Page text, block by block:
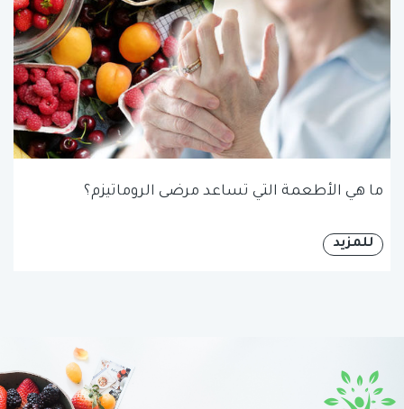
ما هي الأطعمة التي تساعد مرضى الروماتيزم؟
للمزيد